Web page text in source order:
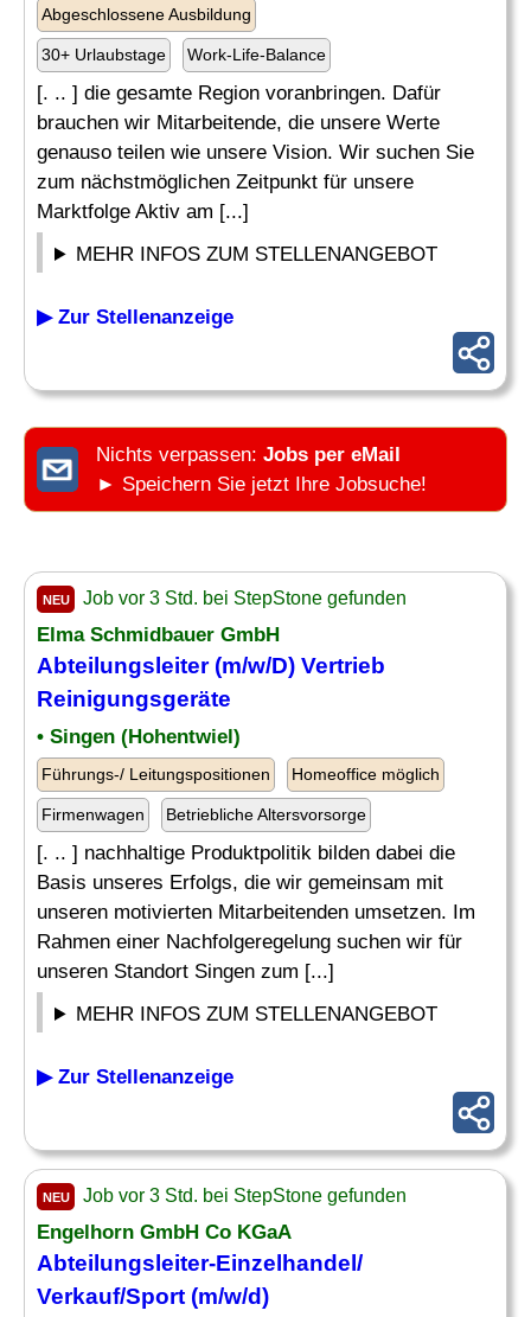
Abgeschlossene Ausbildung
30+ Urlaubstage Work-Life-Balance
[. .. ] die gesamte Region voranbringen. Dafür
brauchen wir Mitarbeitende, die unsere Werte
genauso teilen wie unsere Vision. Wir suchen Sie
zum nächstmöglichen Zeitpunkt für unsere
Marktfolge Aktiv am [...]
MEHR INFOS ZUM STELLENANGEBOT
▶ Zur Stellenanzeige
Nichts verpassen: Jobs per eMail
► Speichern Sie jetzt Ihre Jobsuche!
NEU Job vor 3 Std. bei StepStone gefunden
Elma Schmidbauer GmbH
Abteilungsleiter(m/w/D) Vertrieb
Reinigungsgeräte
• Singen (Hohentwiel)
Führungs-/ Leitungspositionen Homeoffice möglich
Firmenwagen Betriebliche Altersvorsorge
[. .. ] nachhaltige Produktpolitik bilden dabei die
Basis unseres Erfolgs, die wir gemeinsam mit
unseren motivierten Mitarbeitenden umsetzen. Im
Rahmen einer Nachfolgeregelung suchen wir für
unseren Standort Singen zum [...]
MEHR INFOS ZUM STELLENANGEBOT
▶ Zur Stellenanzeige
NEU Job vor 3 Std. bei StepStone gefunden
Engelhorn GmbH Co KGaA
Abteilungsleiter-Einzelhandel/
Verkauf/Sport (m/w/d)